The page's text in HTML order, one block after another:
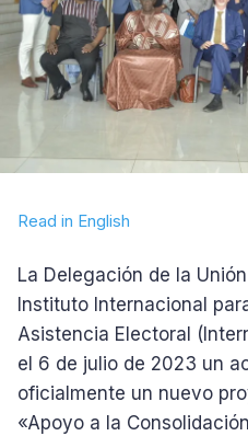
Read in English
La Delegación de la
Instituto Internacional
Asistencia Electoral
el 6 de julio de 2023 un
oficialmente un nuevo
«Apoyo a la